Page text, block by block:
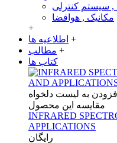
, سیستم کنترلی
مکانیک , هوافضا
+
اطلاعیه ها +
مطالب +
کتاب ها
افزودن به لیست دلخواه
مقایسه این محصول
INFRARED
APPLICATIONS
رایگان